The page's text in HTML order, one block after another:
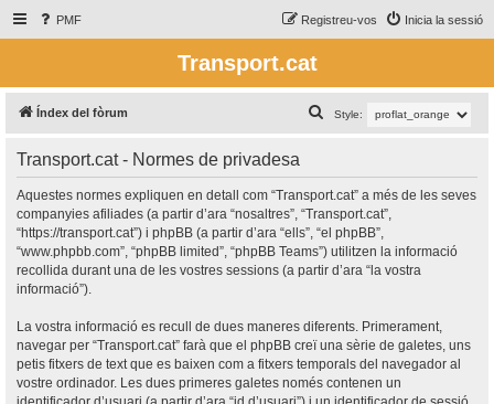
PMF Inicia la sessió
Registreu-vos
Transport.cat
Índex del fòrum Style:
e
c
a
Transport.cat - Normes de privadesa
Aquestes normes expliquen en detall com “Transport.cat” a més de les seves
companyies afiliades (a partir d’ara “nosaltres”, “Transport.cat”,
“https://transport.cat”) i phpBB (a partir d’ara “ells”, “el phpBB”,
“www.phpbb.com”, “phpBB limited”, “phpBB Teams”) utilitzen la informació
recollida durant una de les vostres sessions (a partir d’ara “la vostra
informació”).
La vostra informació es recull de dues maneres diferents. Primerament,
navegar per “Transport.cat” farà que el phpBB creï una sèrie de galetes, uns
petis fitxers de text que es baixen com a fitxers temporals del navegador al
vostre ordinador. Les dues primeres galetes només contenen un